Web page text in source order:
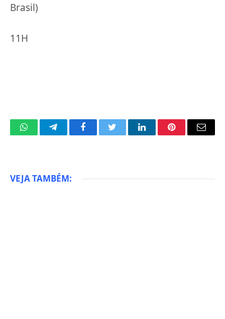
Brasil)
11H
WhatsAppTelegramFacebookTwitter LinkedInPinterestEmail
VEJA TAMBÉM: